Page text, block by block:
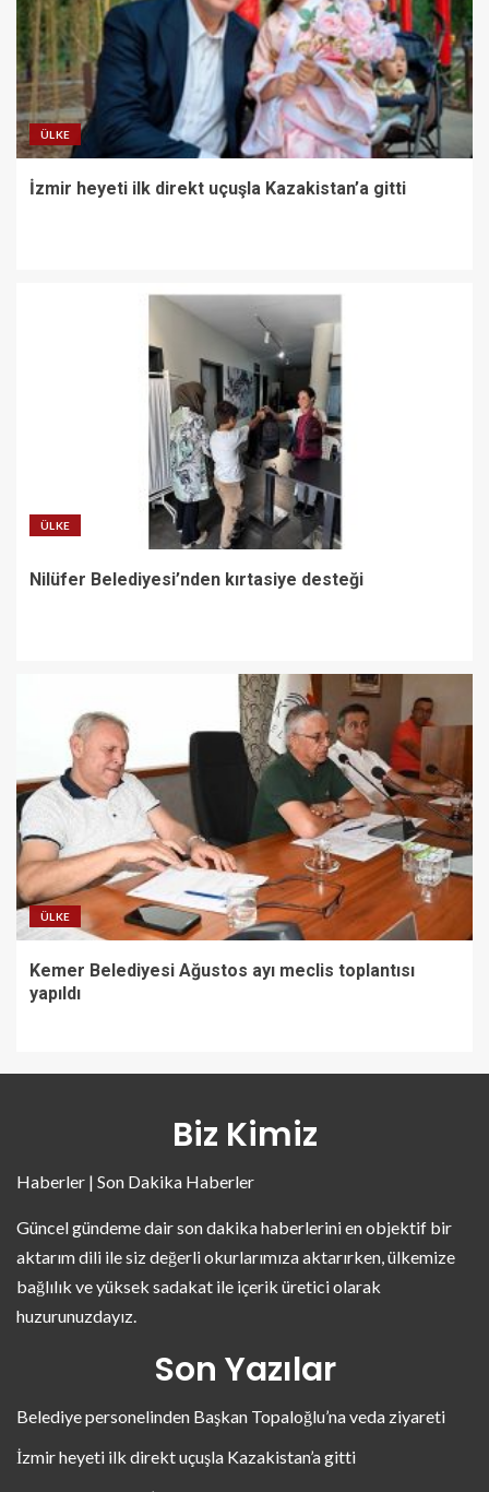
ÜLKE
İzmir heyeti ilk direkt uçuşla Kazakistan’a gitti
ÜLKE
Nilüfer Belediyesi’nden kırtasiye desteği
ÜLKE
Kemer Belediyesi Ağustos ayı meclis toplantısı
yapıldı
Biz Kimiz
Haberler | Son Dakika Haberler
Güncel gündeme dair son dakika haberlerini en objektif bir
aktarım dili ile siz değerli okurlarımıza aktarırken, ülkemize
bağlılık ve yüksek sadakat ile içerik üretici olarak
huzurunuzdayız.
Son Yazılar
Belediye personelinden Başkan Topaloğlu’na veda ziyareti
İzmir heyeti ilk direkt uçuşla Kazakistan’a gitti